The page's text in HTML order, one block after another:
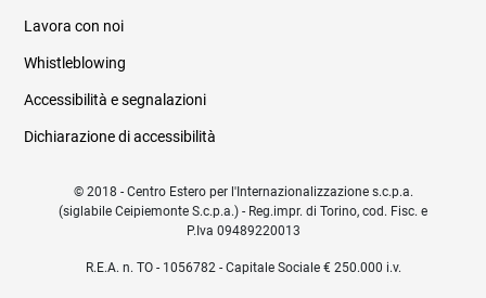
Lavora con noi
Whistleblowing
Accessibilità e segnalazioni
Dichiarazione di accessibilità
© 2018 - Centro Estero per l'Internazionalizzazione s.c.p.a.
(siglabile Ceipiemonte S.c.p.a.) - Reg.impr. di Torino, cod. Fisc. e
P.Iva 09489220013
R.E.A. n. TO - 1056782 - Capitale Sociale € 250.000 i.v.